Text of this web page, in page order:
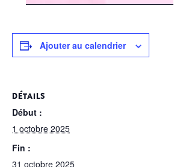
Ajouter au calendrier
DÉTAILS
Début :
1 octobre 2025
Fin :
31 octobre 2025